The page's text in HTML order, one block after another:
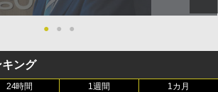
●
● ●
ング
24時間 1週間 1カ月